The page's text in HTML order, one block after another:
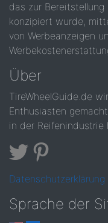
das zur
konzipiert wurde,
von Werbeanzeigen
Über
TireWheelGuide.de
Enthusiasten
in der Reifenindustrie
Datenschutzerklärung
Sprache der